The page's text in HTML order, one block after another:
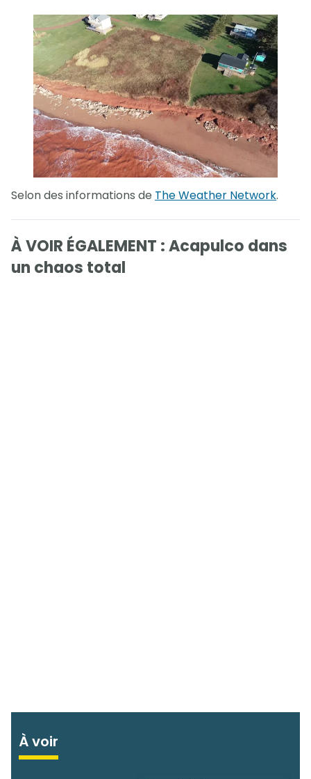
Selon des informations de The Weather Network.
À VOIR ÉGALEMENT : Acapulco dans
un chaos total
À voir